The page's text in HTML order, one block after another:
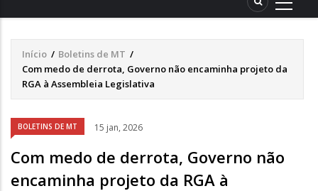
Trilha
de
Início / Boletins de MT /
Com medo de derrota, Governo não encaminha projeto da
RGA à Assembleia Legislativa
BOLETINS DE MT 15 jan, 2026
Com medo de derrota, Governo não
encaminha projeto da RGA à
Áudio